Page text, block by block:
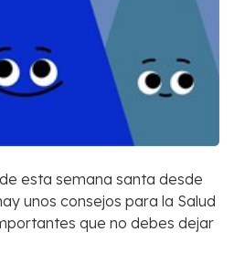
esta semana santa desde
unos consejos para la Salud
que no debes dejar